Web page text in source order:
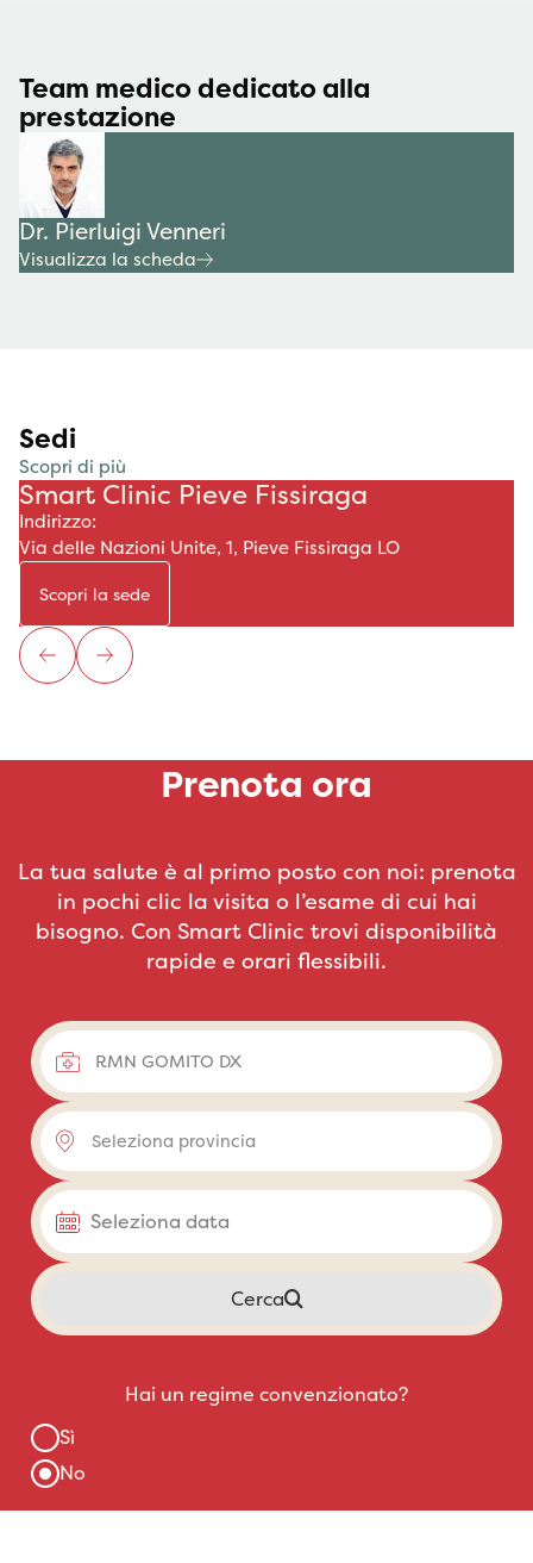
Team medico dedicato alla
prestazione
Dr. Pierluigi Venneri
Visualizza la scheda
Sedi
Scopri di più
Smart Clinic Pieve Fissiraga
Indirizzo:
Via delle Nazioni Unite, 1, Pieve Fissiraga LO
Scopri la sede